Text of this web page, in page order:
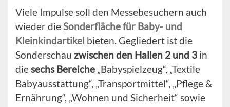
Viele Impulse soll den Messebesuchern auch
wieder dieSonderfläche für Baby- und
Kleinkindartikel bieten. Gegliedert ist die
Sonderschau zwischen den Hallen 2 und 3 in
diesechs Bereiche „Babyspielzeug“, „Textile
Babyausstattung“, „Transportmittel“, „Pflege &
Ernährung“, „Wohnen und Sicherheit“ sowie